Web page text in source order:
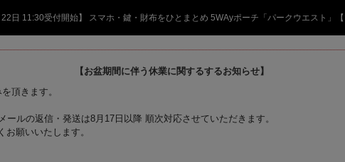
22日 11:30受付開始】 スマホ・鍵・財布をひとまとめ 5WAyポーチ「パークウエスト」【
【お盆期間に伴う休業に関するするお知らせ】
頂きます。
ールの返信・発送は8月17日以降 順次対応させていただきます。
願いいたします。